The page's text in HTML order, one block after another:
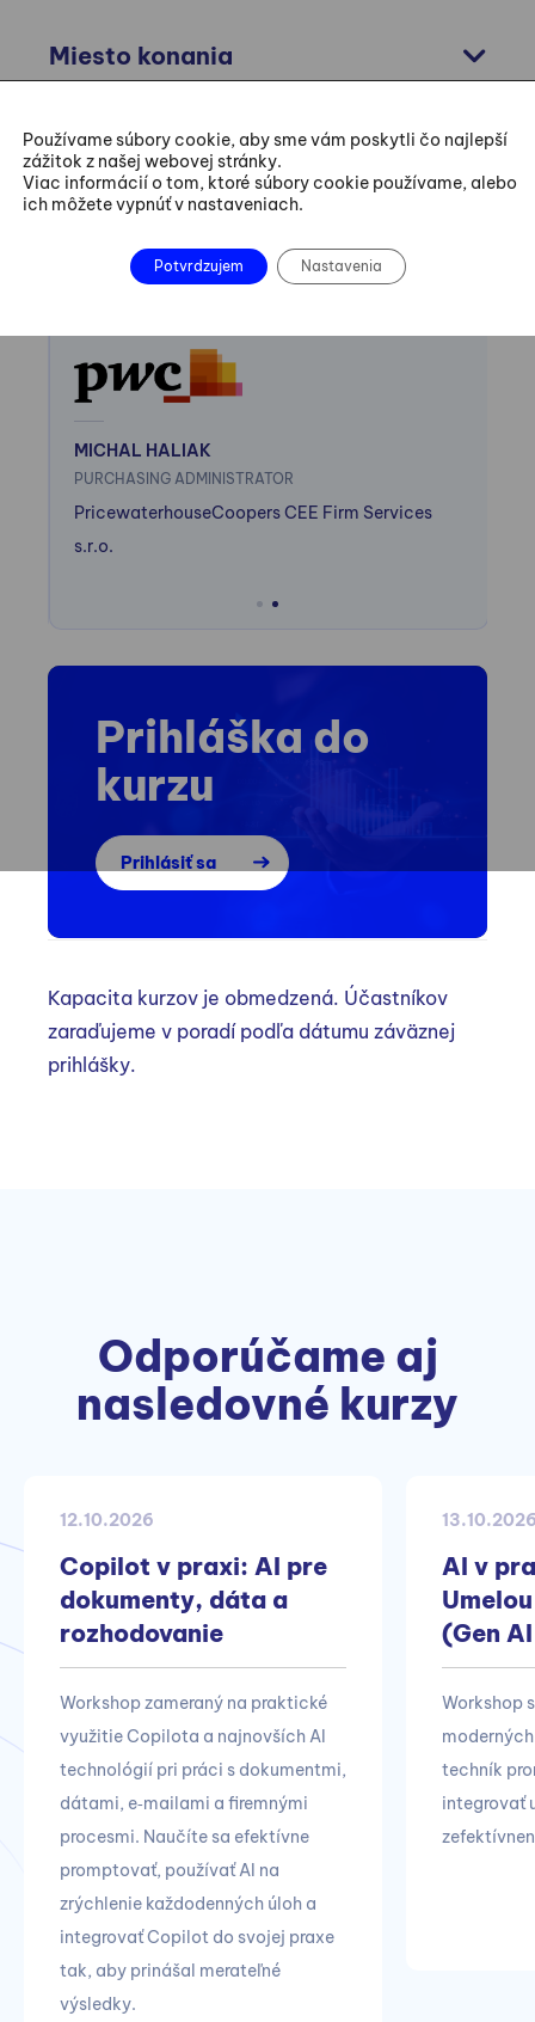
Miesto konania
Zaujala ma pripravenosť a odbornosť,
workshopu. Významné bolo aplikovanie teórie
do user cases a ich následné
MICHAL HALIAK
PURCHASING ADMINISTRATOR
PricewaterhouseCoopers CEE Firm Services
s.r.o.
Prihláška do
kurzu
Prihlásiť sa
Kapacita kurzov je obmedzená. Účastníkov
zaraďujeme v poradí podľa dátumu záväznej
prihlášky.
Odporúčame aj
nasledovné kurzy
12.10.2026
Copilot v praxi: AI pre
dokumenty, dáta a
rozhodovanie
Workshop zameraný na praktické
využitie Copilota a najnovších AI
technológií pri práci s dokumentmi,
dátami, e‑mailami a firemnými
procesmi. Naučíte sa efektívne
promptovať, používať AI na
zrýchlenie každodenných úloh a
integrovať Copilot do svojej praxe
tak, aby prinášal merateľné
výsledky.
AI v
(Gen
Workshop
techník
integrovať
Používame súbory cookie, aby sme vám poskytli čo najlepší
zážitok z našej webovej stránky.
Viac informácií o tom, ktoré súbory cookie používame, alebo
ich môžete vypnúť v nastaveniach.
Potvrdzujem Nastavenia